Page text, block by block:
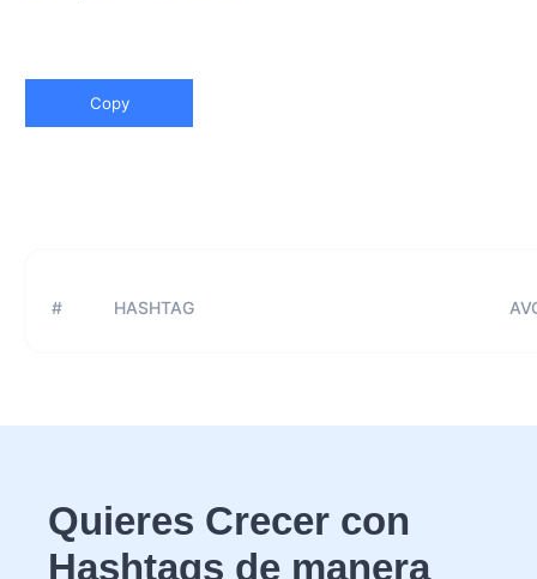
Copy
# HASHTAG
Quieres Crecer con
Hashtags de manera